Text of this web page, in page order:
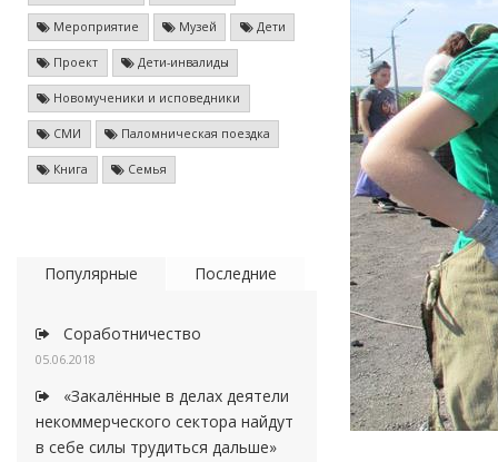
Мероприятие Музей Дети
Проект Дети-инвалиды
Новомученики и исповедники
СМИ Паломническая поездка
Книга Семья
Популярные Последние
Соработничество
05.06.2018
«Закалённые в делах деятели
некоммерческого сектора найдут
в себе силы трудиться дальше»